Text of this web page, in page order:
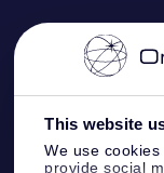
This website
We use
provide social
Revues
Cadeaux
Appli Voler
Politique